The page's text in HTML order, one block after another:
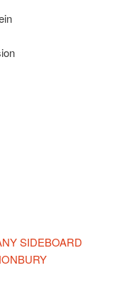
SIDEBOARD